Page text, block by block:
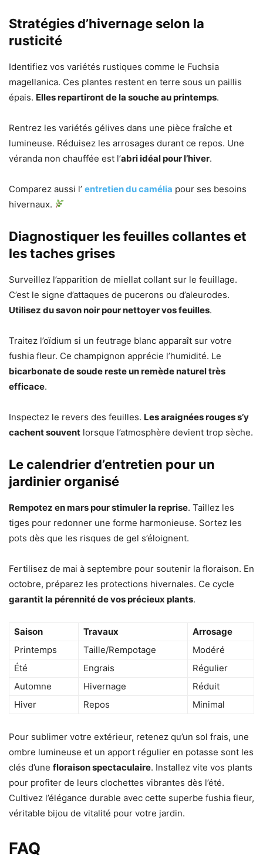
Stratégies d’hivernage selon la
rusticité
Identifiez vos variétés rustiques comme le Fuchsia
magellanica. Ces plantes restent en terre sous un paillis
épais. Elles repartiront de la souche au printemps.
Rentrez les variétés gélives dans une pièce fraîche et
lumineuse. Réduisez les arrosages durant ce repos. Une
véranda non chauffée est l’abri idéal pour l’hiver.
Comparez aussi l’ entretien du camélia pour ses besoins
hivernaux.
Diagnostiquer les feuilles collantes et
les taches grises
Surveillez l’apparition de miellat collant sur le feuillage.
C’est le signe d’attaques de pucerons ou d’aleurodes.
Utilisez du savon noir pour nettoyer vos feuilles.
Traitez l’oïdium si un feutrage blanc apparaît sur votre
fushia fleur. Ce champignon apprécie l’humidité. Le
bicarbonate de soude reste un remède naturel très
efficace.
Inspectez le revers des feuilles. Les araignées rouges s’y
cachent souvent lorsque l’atmosphère devient trop sèche.
Le calendrier d’entretien pour un
jardinier organisé
Rempotez en mars pour stimuler la reprise. Taillez les
tiges pour redonner une forme harmonieuse. Sortez les
pots dès que les risques de gel s’éloignent.
Fertilisez de mai à septembre pour soutenir la floraison. En
octobre, préparez les protections hivernales. Ce cycle
garantit la pérennité de vos précieux plants.
Saison Travaux
Arrosage
Printemps
Taille/Rempotage
Modéré
Été
Engrais
Régulier
Automne
Hivernage
Réduit
Hiver
Repos Minimal
Pour sublimer votre extérieur, retenez qu’un sol frais, une
ombre lumineuse et un apport régulier en potasse sont les
clés d’une floraison spectaculaire. Installez vite vos plants
pour profiter de leurs clochettes vibrantes dès l’été.
Cultivez l’élégance durable avec cette superbe fushia fleur,
véritable bijou de vitalité pour votre jardin.
FAQ